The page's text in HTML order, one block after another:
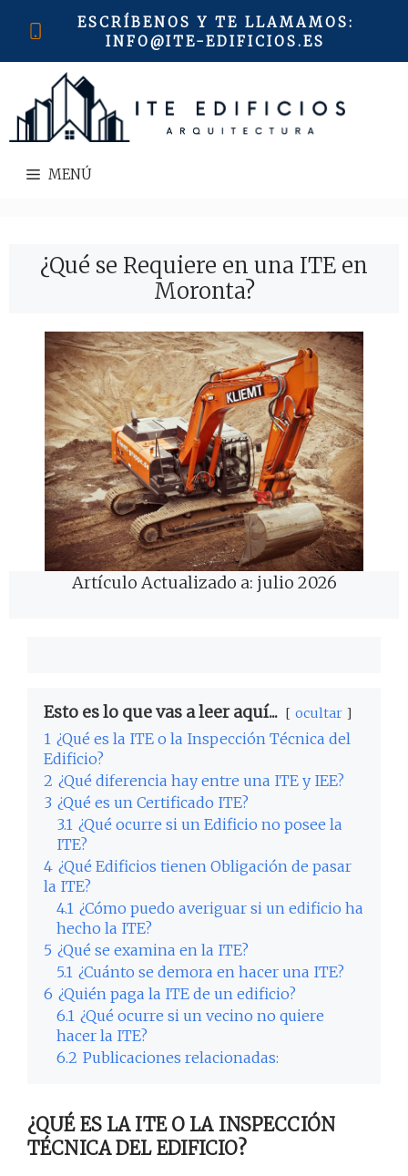
ESCRÍBENOS Y TE LLAMAMOS:
INFO@ITE-EDIFICIOS.ES
MENÚ
¿Qué se Requiere en una ITE en
Moronta?
Artículo Actualizado a: julio 2026
Esto es lo que vas a leer aquí... ocultar
1 ¿Qué es la ITE o la Inspección Técnica del
Edificio?
2 ¿Qué diferencia hay entre una ITE y IEE?
3 ¿Qué es un Certificado ITE?
3.1 ¿Qué ocurre si un Edificio no posee la
ITE?
4 ¿Qué Edificios tienen Obligación de pasar
la ITE?
4.1 ¿Cómo puedo averiguar si un edificio ha
hecho la ITE?
5 ¿Qué se examina en la ITE?
5.1 ¿Cuánto se demora en hacer una ITE?
6 ¿Quién paga la ITE de un edificio?
6.1 ¿Qué ocurre si un vecino no quiere
hacer la ITE?
6.2 Publicaciones relacionadas:
¿QUÉ ES LA ITE O LA INSPECCIÓN
TÉCNICA DEL EDIFICIO?